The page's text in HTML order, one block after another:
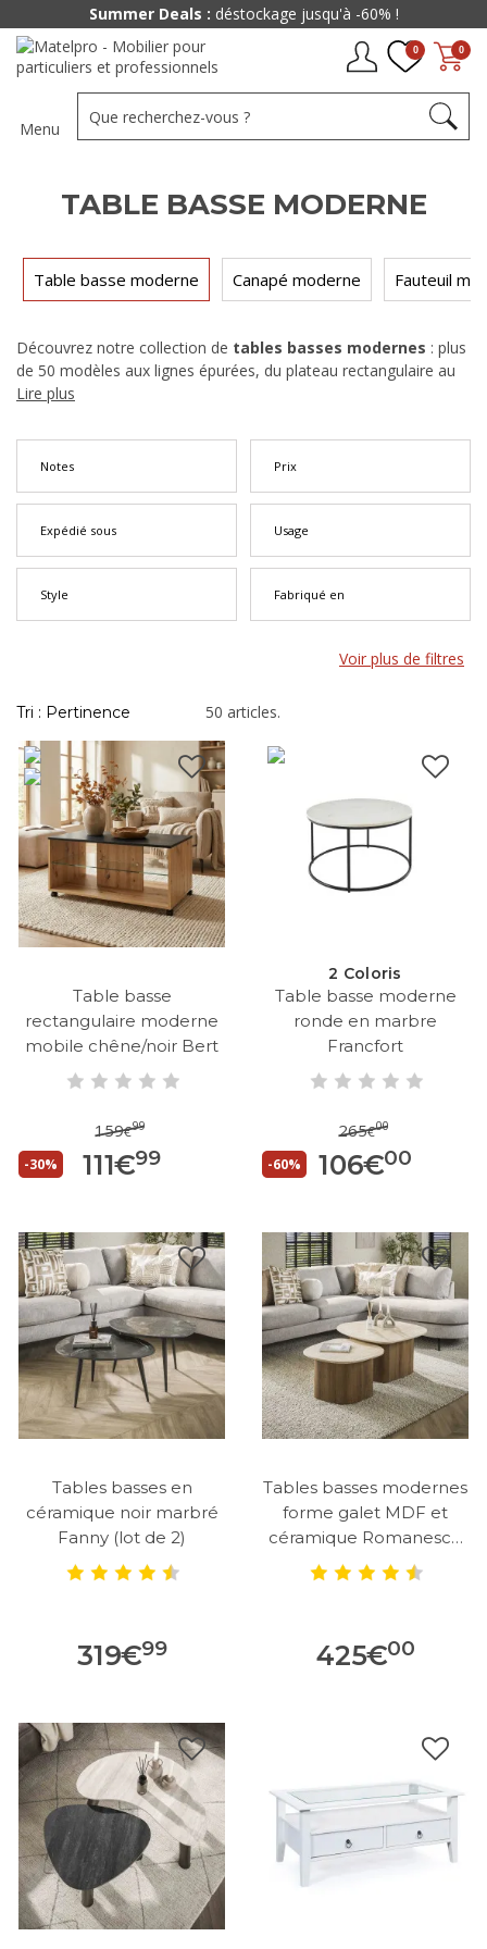
0
0
Menu
TABLE BASSE MODERNE
Table basse moderne Canapé moderne Fauteuil
Découvrez notre collection de tables basses modernes : plus
de 50 modèles aux lignes épurées, du plateau rectangulaire au
design rond, à partir de 100 €. Bois massif, métal laqué, verre
apporte une touche contemporaine à votre salon.et paiement
jusqu’à 48× sans frais.
Lire plus
Notes Prix
Expédié sous Usage
Style Fabriqué en
Voir plus de filtres
Tri : Pertinence 50 articles.
Table basse
rectangulaire moderne
mobile chêne/noir Bert
-30%
159€99
111€99
2 Coloris
Table basse moderne
ronde en marbre
Francfort
-60%
265€00
106€00
Tables basses en
céramique noir marbré
Fanny (lot de 2)
319€99
Tables basses modernes
forme galet MDF et
céramique Romanesco
(lot de 2)
425€00
Paiement jusqu'à48x